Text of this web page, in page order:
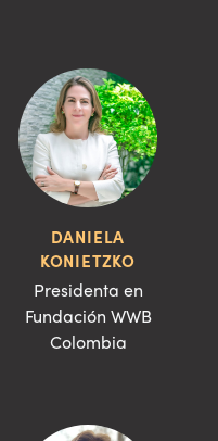
DANIELA
KONIETZKO
Presidenta en
Fundación WWB
Colombia